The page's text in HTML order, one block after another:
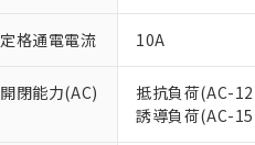
定格通電電流 10A
開閉能力(AC)
抵抗負荷(AC-
誘導負荷(AC-
のであ
当社
オムロ
在庫状
フタル酸エステ
※2 対応予
部品在庫の
Cr(Ⅵ)(六価クロ
DBP(フタル酸
DEHP(フタル酸
※2 環境保
ます。
置等に
当社は
また当
たしま
△